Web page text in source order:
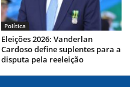
Política
Eleições 2026: Vanderlan
Cardoso define suplentes para a
disputa pela reeleição